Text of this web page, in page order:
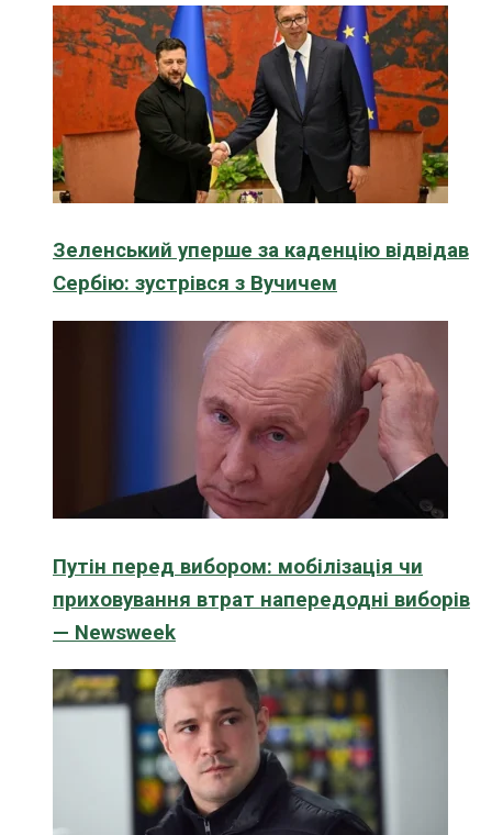
Зеленський уперше за каденцію відвідав
Сербію: зустрівся з Вучичем
Путін перед вибором: мобілізація чи
приховування втрат напередодні виборів
— Newsweek